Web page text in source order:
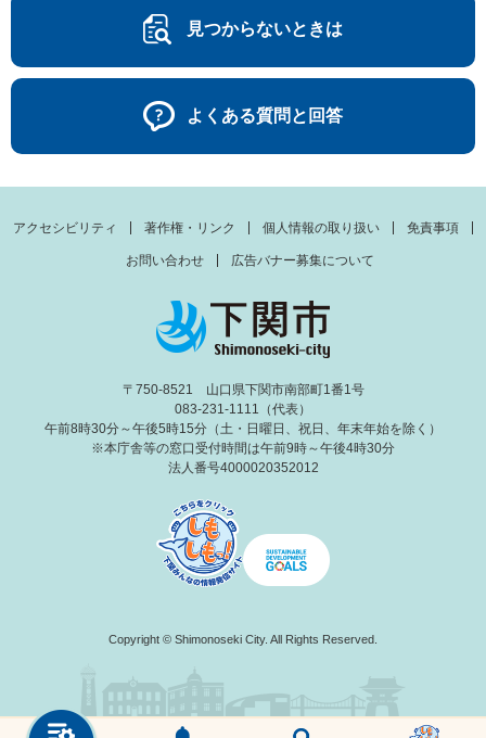
見つからないときは
よくある質問と回答
アクセシビリティ 著作権・リンク 個人情報の取り扱い 免責事項
お問い合わせ 広告バナー募集について
〒750-8521 山口県下関市南部町1番1号
083-231-1111（代表）
午前8時30分～午後5時15分（土・日曜日、祝日、年末年始を除く）
※本庁舎等の窓口受付時間は午前9時～午後4時30分
法人番号4000020352012
Copyright © Shimonoseki City. All Rights Reserved.